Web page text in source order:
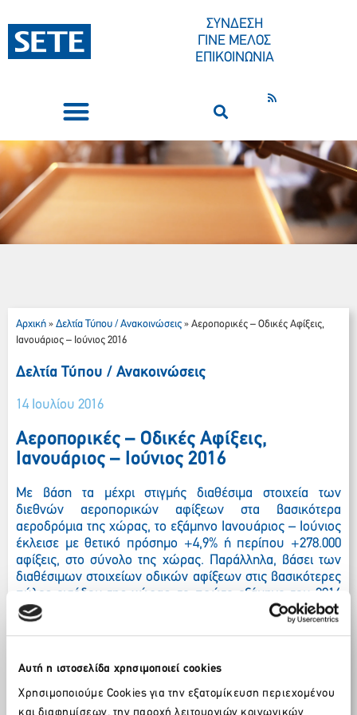
Αυτή η ιστοσελίδα χρησιμοποιεί cookies
Χρησιμοποιούμε Cookies για την εξατομίκευση περιεχομένου
ΣΥΝΔΕΣΗ
ΓΙΝΕ ΜΕΛΟΣ
ΕΠΙΚΟΙΝΩΝΙΑ
Αρχική » Δελτία Τύπου / Ανακοινώσεις » Αεροπορικές – Οδικές Αφίξεις,
Ιανουάριος – Ιούνιος 2016
Δελτία Τύπου / Ανακοινώσεις
14 Ιουλίου 2016
Αεροπορικές – Οδικές Αφίξεις,
Ιανουάριος – Ιούνιος 2016
Με βάση τα μέχρι στιγμής διαθέσιμα στοιχεία των
διεθνών αεροπορικών αφίξεων στα βασικότερα
αεροδρόμια της χώρας, το εξάμηνο Ιανουάριος – Ιούνιος
έκλεισε με θετικό πρόσημο +4,9% ή περίπου +278.000
αφίξεις, στο σύνολο της χώρας. Παράλληλα, βάσει των
διαθέσιμων στοιχείων οδικών αφίξεων στις βασικότερες
πύλες εισόδου της χώρας, το πρώτο εξάμηνο του 2016
έκλεισε με πτώση -7,4% ή περίπου -337.000 αφίξεις σε
σχέση με το ίδιο διάστημα το 2015.
υποστηρίζουν δυναμικά το σύνολο διεθνών
αεροπορικών αφίξεων της χώρας με +11,1%, +9,7% και
+16% αντίστοιχα, σε σχέση με το αντίστοιχο διάστημα